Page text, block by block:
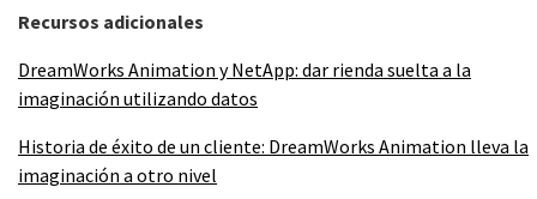
Recursos adicionales
DreamWorks Animation y NetApp: dar rienda suelta a la
imaginación utilizando datos
Historia de éxito de un cliente: DreamWorks Animation lleva la
imaginación a otro nivel